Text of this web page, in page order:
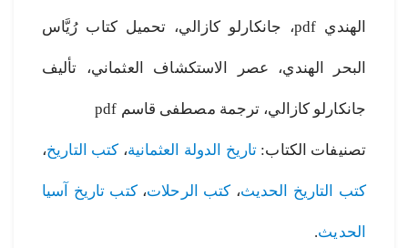
الهندي pdf، جانكارلو كازالي، تحميل كتاب رُيَّاس
البحر الهندي، عصر الاستكشاف العثماني، تأليف
جانكارلو كازالي، ترجمة مصطفى قاسم pdf
تصنيفات الكتاب: تاريخ الدولة العثمانية، كتب التاريخ،
كتب التاريخ الحديث، كتب الرحلات،كتب تاريخ آسيا
الحديث.